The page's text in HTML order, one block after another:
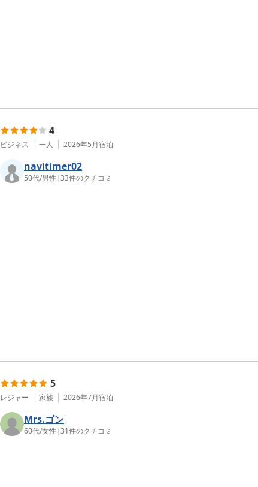
4
ビジネス 一人 2026年5月宿泊
navitimer02
50代/男性 |33件のクチコミ
5
レジャー 家族 2026年7月宿泊
Mrs.ゴン
60代/女性 |31件のクチコミ